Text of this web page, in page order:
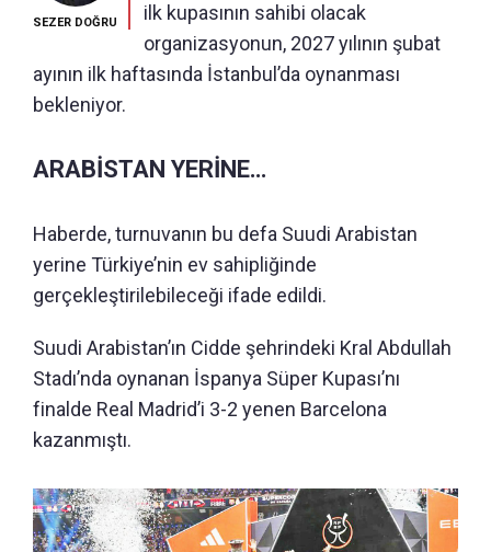
SEZER DOĞRU
ilk kupasının sahibi olacak
organizasyonun, 2027 yılının şubat
ayının ilk haftasında İstanbul’da oynanması
bekleniyor.
ARABİSTAN YERİNE…
Haberde, turnuvanın bu defa Suudi Arabistan
yerine Türkiye’nin ev sahipliğinde
gerçekleştirilebileceği ifade edildi.
Suudi Arabistan’ın Cidde şehrindeki Kral Abdullah
Stadı’nda oynanan İspanya Süper Kupası’nı
finalde Real Madrid’i 3-2 yenen Barcelona
kazanmıştı.